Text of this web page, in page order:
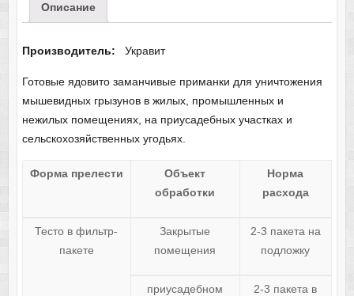
Описание
Производитель: Укравит
Готовые ядовито заманчивые приманки для уничтожения
мышевидных грызунов в жилых, промышленных и
нежилых помещениях, на приусадебных участках и
сельскохозяйственных угодьях.
Форма прелести
Объект
обработки
Норма
расхода
Тесто в фильтр-
пакете
Закрытые
помещения
2-3 пакета на
подложку
приусадебном
2-3 пакета в